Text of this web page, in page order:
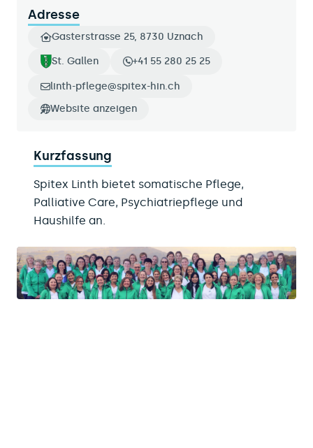
Adresse
Gasterstrasse 25, 8730 Uznach
St. Gallen +41 55 280 25 25
linth-pflege@spitex-hin.ch
Website anzeigen
Kurzfassung
Spitex Linth bietet somatische Pflege,
Palliative Care, Psychiatriepflege und
Haushilfe an.